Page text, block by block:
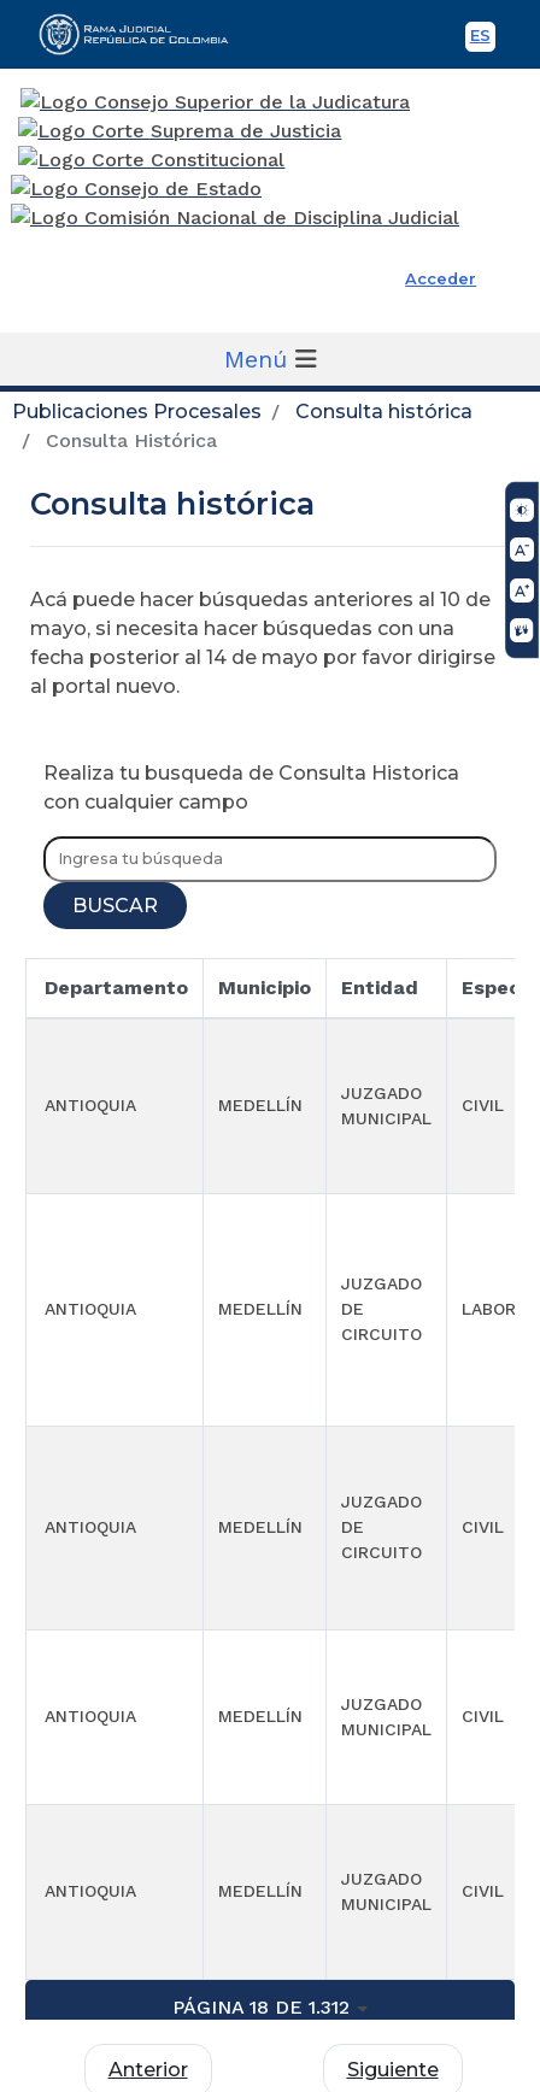
ES
Rama Judicial
Acceder
Menú
Publicaciones Procesales
Consulta histórica
Consulta Histórica
Consulta histórica
Acá puede hacer búsquedas anteriores al 10 de
mayo, si necesita hacer búsquedas con una
fecha posterior al 14 de mayo por favor dirigirse
al portal nuevo.
Realiza tu busqueda de Consulta Historica
con cualquier campo
BUSCAR
Departamento Municipio Entidad
ANTIOQUIA MEDELLÍN
JUZGADO
MUNICIPAL
CIVIL
ANTIOQUIA MEDELLÍN
JUZGADO
DE
CIRCUITO
LABORAL
ANTIOQUIA MEDELLÍN
JUZGADO
DE
CIRCUITO
CIVIL
ANTIOQUIA MEDELLÍN
JUZGADO
MUNICIPAL
CIVIL
ANTIOQUIA MEDELLÍN
JUZGADO
MUNICIPAL
CIVIL
PÁGINA 18 DE 1.312
Anterior Siguiente